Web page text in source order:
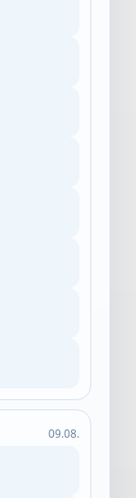
09.08.